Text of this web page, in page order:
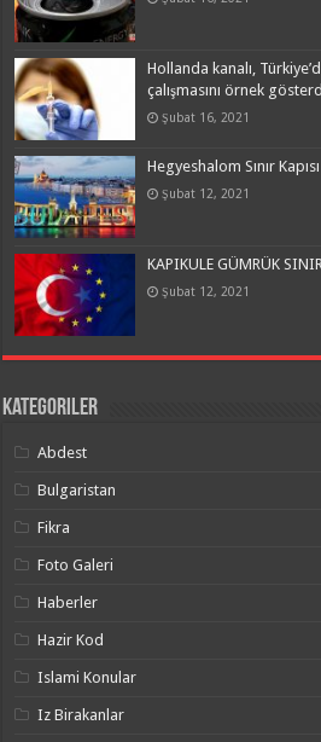
Hollanda kanalı,
çalışmasını örnek
Şubat 16, 2021
Hegyeshalom Sınır
Şubat 12, 2021
KAPIKULE GÜMRÜK
Şubat 12, 2021
Kategoriler
Abdest
Bulgaristan
Fikra
Foto Galeri
Haberler
Hazir Kod
Islami Konular
Iz Birakanlar